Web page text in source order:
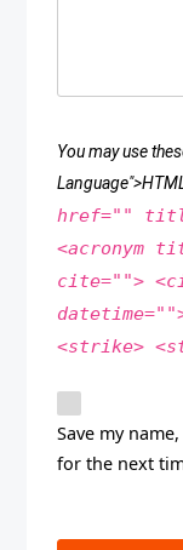
You may use
href=""
<acronym
cite="">
<strike>
Save my
for the next